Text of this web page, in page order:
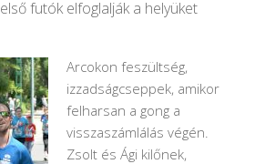
futók elfoglalják a helyüket
Arcokon feszültség,
izzadságcseppek, amikor
felharsan a gong a
visszaszámlálás végén.
Zsolt és Ági kilőnek,